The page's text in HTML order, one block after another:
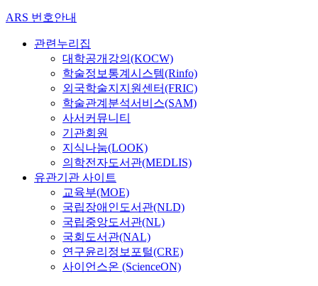
ARS 번호안내
관련누리집
대학공개강의(KOCW)
학술정보통계시스템(Rinfo)
외국학술지지원센터(FRIC)
학술관계분석서비스(SAM)
사서커뮤니티
기관회원
지식나눔(LOOK)
의학전자도서관(MEDLIS)
유관기관 사이트
교육부(MOE)
국립장애인도서관(NLD)
국립중앙도서관(NL)
국회도서관(NAL)
연구윤리정보포털(CRE)
사이언스온 (ScienceON)